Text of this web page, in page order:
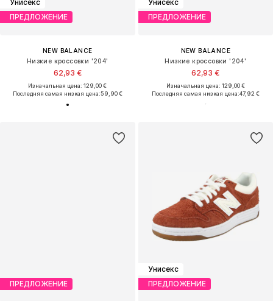
Унисекс
ПРЕДЛОЖЕНИЕ
NEW BALANCE
Низкие кроссовки '204'
62,93 €
Изначальная цена: 129,00 €
Последняя самая низкая цена:59,90 €
Унисекс
ПРЕДЛОЖЕНИЕ
NEW BALANCE
Низкие кроссовки '204'
62,93 €
Изначальная цена: 129,00 €
Последняя самая низкая цена:47,92 €
ПРЕДЛОЖЕНИЕ
Унисекс
ПРЕДЛОЖЕНИЕ